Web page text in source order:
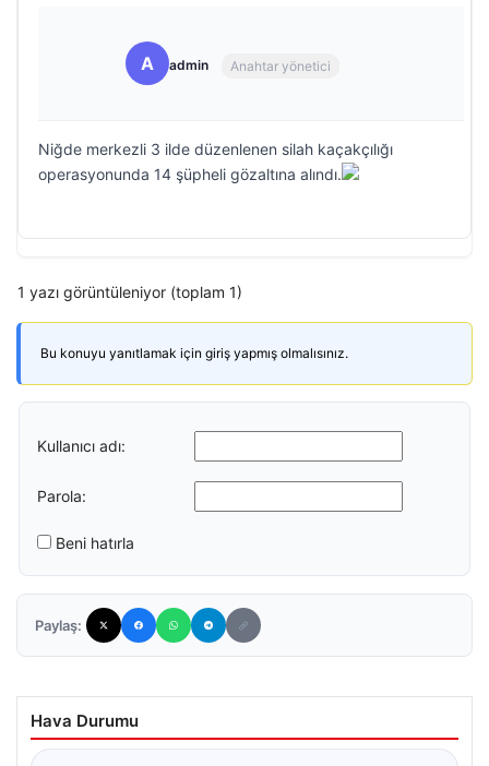
A admin Anahtar yönetici
Niğde merkezli 3 ilde düzenlenen silah kaçakçılığı
operasyonunda 14 şüpheli gözaltına alındı.
1 yazı görüntüleniyor (toplam 1)
Bu konuyu yanıtlamak için giriş yapmış olmalısınız.
Kullanıcı adı:
Parola:
Beni hatırla
Paylaş:
Hava Durumu